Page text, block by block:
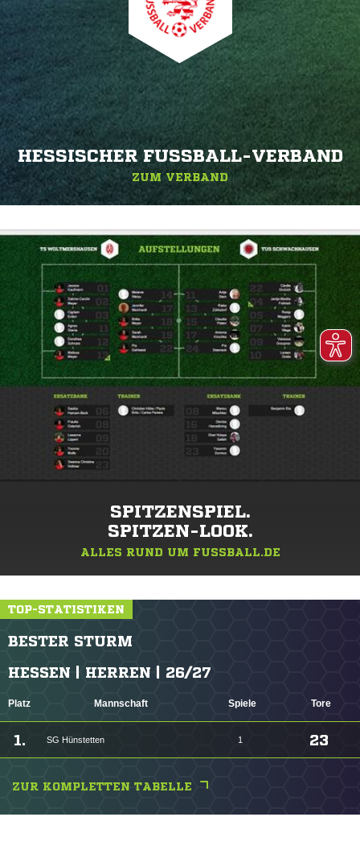
HESSISCHER FUSSBALL-VERBAND
ZUM VERBAND
SPITZENSPIEL.
SPITZEN-LOOK.
ALLES RUND UM FUSSBALL.DE
TOP-STATISTIKEN
BESTER STURM
HESSEN | HERREN | 26/27
Platz Mannschaft Spiele Tore
1. SG Hünstetten 1 23
ZUR KOMPLETTEN TABELLE